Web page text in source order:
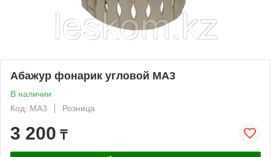
Абажур фонарик угловой МА3
В наличии
Код: МА3
Розница
3 200 ₸